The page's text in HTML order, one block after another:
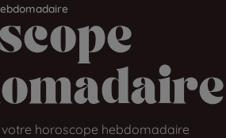
horoscope hebdomadaire